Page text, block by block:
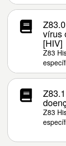
vírus
[HIV]
Z83
Z83